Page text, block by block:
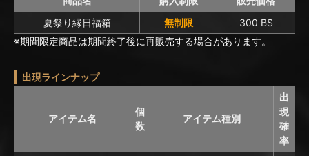
夏祭り縁日福箱
無制限
300 BS
※期間限定商品は期間終了後に再販売する場合があります。
出現ラインナップ
アイテム名
個
数
アイテム種別
出
現
確
率